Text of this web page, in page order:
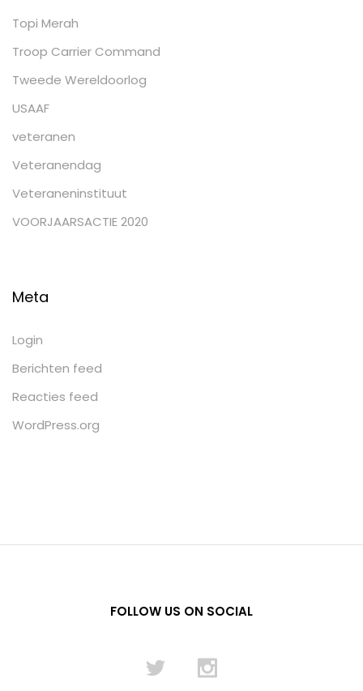
Topi Merah
Troop Carrier Command
Tweede Wereldoorlog
USAAF
veteranen
Veteranendag
Veteraneninstituut
VOORJAARSACTIE 2020
Meta
Login
Berichten feed
Reacties feed
WordPress.org
FOLLOW US ON SOCIAL